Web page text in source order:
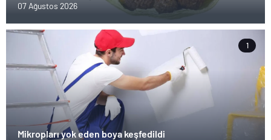
07 Ağustos 2026
1
Mikropları yok eden boya keşfedildi